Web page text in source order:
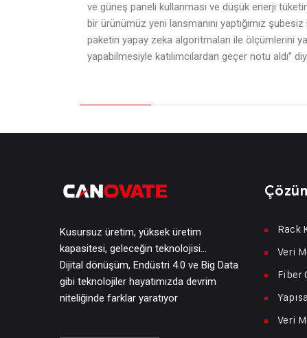
ve güneş paneli kullanması ve düşük enerji
bir ürünümüz yeni lansmanını yaptığımız
paketin yapay zeka algoritmaları ile ölçümlerini
yapabilmesiyle katılımcılardan geçer notu aldı”
Kusursuz üretim, yüksek üretim
kapasitesi, geleceğin teknolojisi…
Dijital dönüşüm, Endüstri 4.0 ve Big Data
gibi teknolojiler hayatımızda devrim
niteliğinde farklar yaratıyor
Rack
Veri
Fiber
Veri